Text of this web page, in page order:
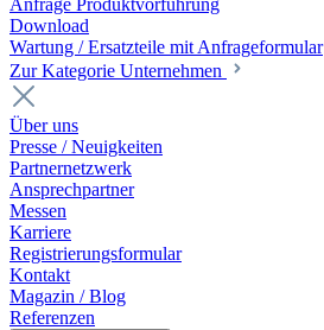
Anfrage Produktvorführung
Download
Wartung / Ersatzteile mit Anfrageformular
Zur Kategorie Unternehmen
Über uns
Presse / Neuigkeiten
Partnernetzwerk
Ansprechpartner
Messen
Karriere
Registrierungsformular
Kontakt
Magazin / Blog
Referenzen